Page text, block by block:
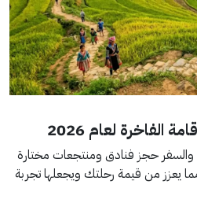
الفاخرة لعام 2026
حجز فنادق ومنتجعات مختارة
يعزز من قيمة رحلتك ويجعلها تجربة